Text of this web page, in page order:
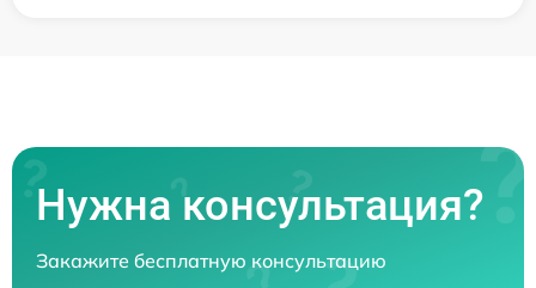
Нужна консультация?
Закажите бесплатную консультацию